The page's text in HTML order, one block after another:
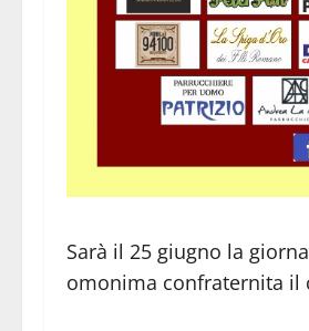
Sarà il 25 giugno la
omonima confraternita il